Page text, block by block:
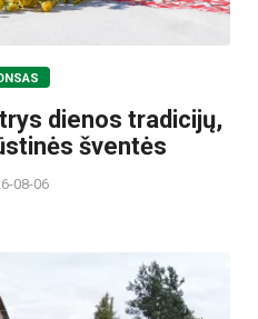
dienos tradicijų,
šventės
08-06